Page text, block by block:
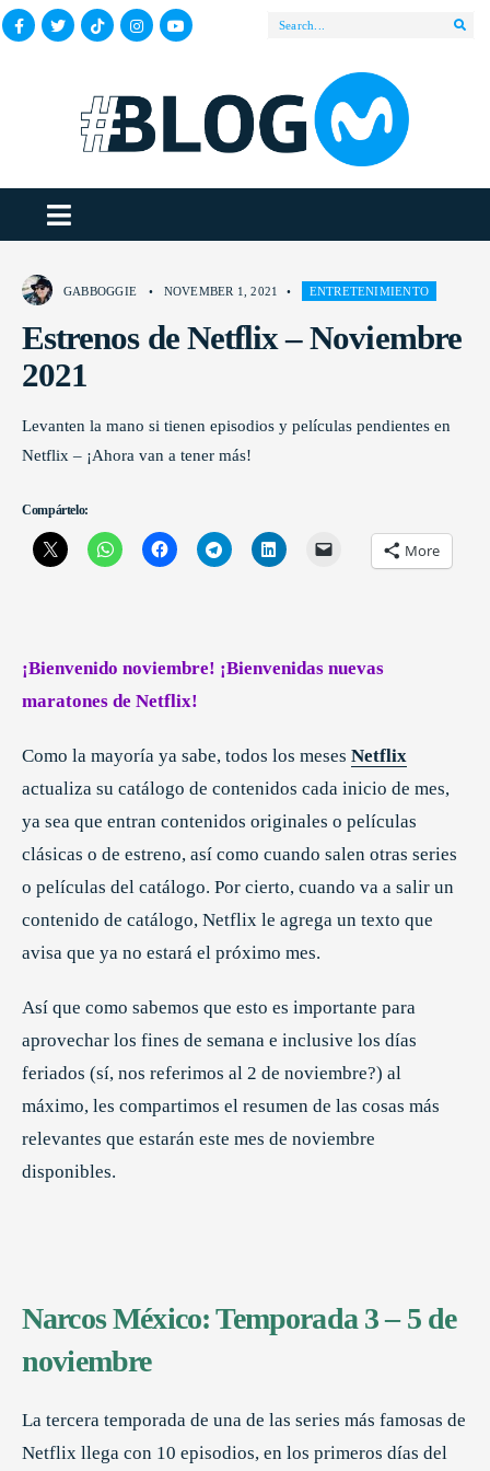
GABBOGGIE • NOVEMBER 1, 2021 • ENTRETENIMIENTO
Estrenos de Netflix – Noviembre
2021
Levanten la mano si tienen episodios y películas pendientes en
Netflix – ¡Ahora van a tener más!
Compártelo:
More
¡Bienvenido noviembre! ¡Bienvenidas nuevas
maratones de Netflix!
Como la mayoría ya sabe, todos los meses Netflix
actualiza su catálogo de contenidos cada inicio de mes,
ya sea que entran contenidos originales o películas
clásicas o de estreno, así como cuando salen otras series
o películas del catálogo. Por cierto, cuando va a salir un
contenido de catálogo, Netflix le agrega un texto que
avisa que ya no estará el próximo mes.
Así que como sabemos que esto es importante para
aprovechar los fines de semana e inclusive los días
feriados (sí, nos referimos al 2 de noviembre?) al
máximo, les compartimos el resumen de las cosas más
relevantes que estarán este mes de noviembre
disponibles.
Narcos México: Temporada 3 – 5 de
noviembre
La tercera temporada de una de las series más famosas de
Netflix llega con 10 episodios, en los primeros días del